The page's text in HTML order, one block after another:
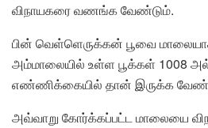
விநாயகரை வணங்க வேண்டும்.
பின் வெள்ளெருக்கன் பூவை
அம்மாலையில் உள்ள பூக்கள் 1008
எண்ணிக்கையில் தான் இருக்க
அவ்வாறு கோர்க்கப்பட்ட மாலையை